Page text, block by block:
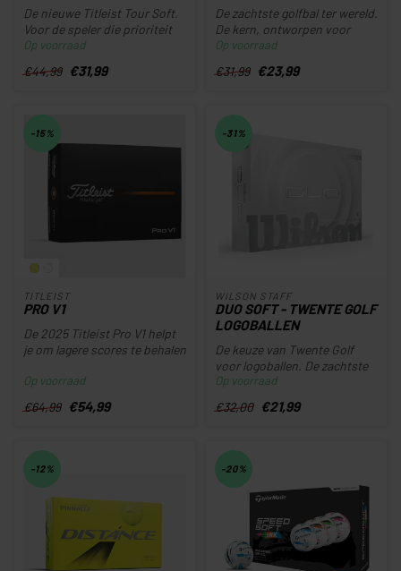
De nieuwe Titleist Tour Soft.
Voor de speler die prioriteit
geven en aan een zac...
Op voorraad
€44,99 €31,99
De zachtste golfbal ter wereld.
De kern, ontworpen voor
extra snelheid, zorgt vo...
Op voorraad
€31,99 €23,99
-15%
TITLEIST
PRO V1
De 2025 Titleist Pro V1 helpt
je om lagere scores te behalen
Op voorraad
€64,99 €54,99
-31%
WILSON STAFF
DUO SOFT - TWENTE GOLF
LOGOBALLEN
De keuze van Twente Golf
voor logoballen. De zachtste
golfbal ter wereld. De ker...
Op voorraad
€32,00 €21,99
-12% -20%